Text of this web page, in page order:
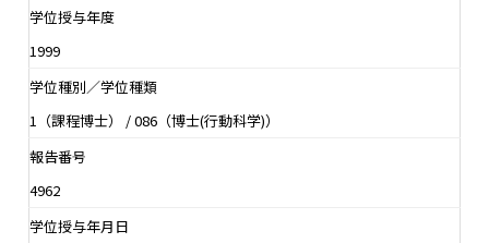
学位授与年度
1999
学位種別／学位種類
1（課程博士） / 086（博士(行動科学)）
報告番号
4962
学位授与年月日